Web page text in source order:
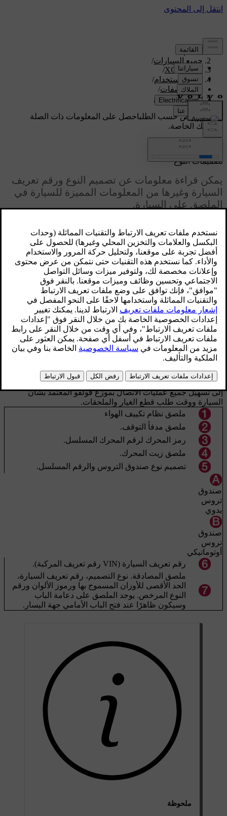
الدعم/
جميع السيارات/
XC70 2016
/
دليل الاستخدام/
المواصفات/
تصميمات النوع
دعم مخصص حسب الطلباحصل على المعلومات ذات الصلة
بسيارتك الخاصة.
تسجيل الدخول
تصميمات النوع
يمكن قراءة معلومات عن تصميم النوع ورقم تعريف
السيارة وغيرها من المعلومات المميزة للسيارة في
الملصق على السيارة.
موقع الملصق
الرسم التوضيحي هو رسم تخطيطي فقط - وقد تختلف
التفاصيل باختلاف السوق والطراز.
تؤدي معرفة تصميم نوع السيارة وتعريف السيارة وأرقام المحرك
إلى تسهيل جميع عمليات الاتصال بموزع فولفو المعتمد بشأن
السيارة ووقت طلب قطع الغيار والملحقات.
ملصق نظام تكييف الهواء
ملصق مدفأ التوقف.
رمز المحرك لرقم المحرك المسلسل.
ملصق زيت المحرك.
تصميم نوع صندوق التروس والرقم المسلسل.
صندوق
تروس
يدوي
صندوق
تروس
أوتوماتيكي
رقم تعريف السيارة (VIN رقم تعريف المركبة).
ملصق المصادقة. نوع التصميم، رقم تعريف السيارة،
الحد الأقصى للأوزان المسموح بها ورموز الألوان ورقم
النوع المرخص. يوجد الملصق على دعامة الباب
وسيكون ظاهرًا عند فتح الباب الأمامي جهة اليسار.
ملحوظة